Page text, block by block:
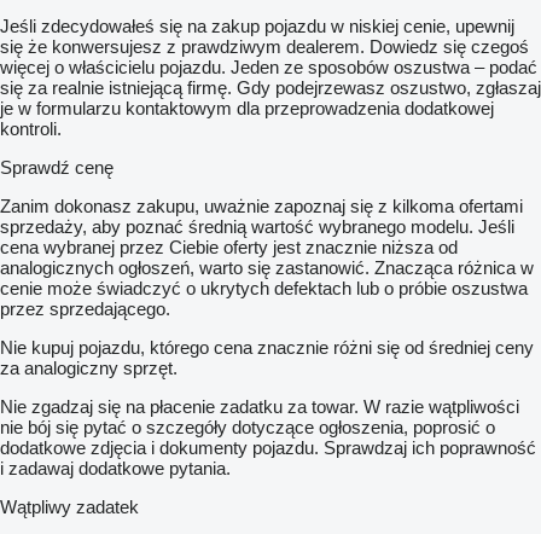
Jeśli zdecydowałeś się na zakup pojazdu w niskiej cenie, upewnij
się że konwersujesz z prawdziwym dealerem. Dowiedz się czegoś
więcej o właścicielu pojazdu. Jeden ze sposobów oszustwa – podać
się za realnie istniejącą firmę. Gdy podejrzewasz oszustwo, zgłaszaj
je w formularzu kontaktowym dla przeprowadzenia dodatkowej
kontroli.
Sprawdź cenę
Zanim dokonasz zakupu, uważnie zapoznaj się z kilkoma ofertami
sprzedaży, aby poznać średnią wartość wybranego modelu. Jeśli
cena wybranej przez Ciebie oferty jest znacznie niższa od
analogicznych ogłoszeń, warto się zastanowić. Znacząca różnica w
cenie może świadczyć o ukrytych defektach lub o próbie oszustwa
przez sprzedającego.
Nie kupuj pojazdu, którego cena znacznie różni się od średniej ceny
za analogiczny sprzęt.
Nie zgadzaj się na płacenie zadatku za towar. W razie wątpliwości
nie bój się pytać o szczegóły dotyczące ogłoszenia, poprosić o
dodatkowe zdjęcia i dokumenty pojazdu. Sprawdzaj ich poprawność
i zadawaj dodatkowe pytania.
Wątpliwy zadatek